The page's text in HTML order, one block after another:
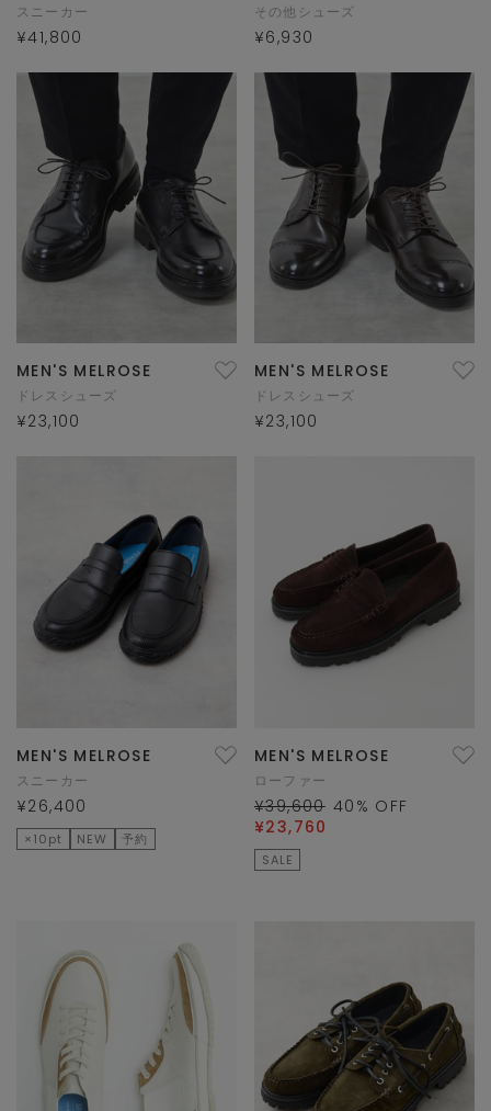
スニーカー
¥41,800
その他シューズ
¥6,930
MEN'S MELROSE
ドレスシューズ
¥23,100
MEN'S MELROSE
ドレスシューズ
¥23,100
MEN'S MELROSE
スニーカー
¥26,400
×10pt NEW 予約
MEN'S MELROSE
ローファー
¥39,600 40 % OFF
¥23,760
SALE